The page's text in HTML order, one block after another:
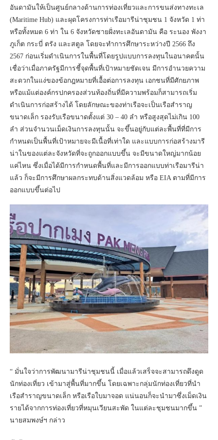
อันดามันให้เป็นศูนย์กลางด้านการท่องเที่ยวและการขนส่งทางทะเล
(Maritime Hub) และผุดโครงการท่าเรือมารีน่าชุมชน 1 จังหวัด 1 ท่า
หรือทั้งหมด 6 ท่า ใน 6 จังหวัดชายฝั่งทะเลอันดามัน คือ ระนอง พังงา
ภูเก็ต กระบี่ ตรัง และสตูล โดยจะทำการศึกษาระหว่างปี 2566 ถึง
2567 ก่อนเริ่มดำเนินการในพื้นที่โดยรูปแบบการลงทุนในอนาคตนั้น
เชื่อว่าเมื่อภาครัฐมีการชี้จุดพื้นที่เป้าหมายชัดเจน มีการอำนวยความ
สะดวกในแง่ของข้อกฎหมายที่เอื้อต่อการลงทุน เอกชนที่มีศักยภาพ
หรือแม้แต่องค์กรปกครองส่วนท้องถิ่นที่มีความพร้อมก็สามารถเริ่ม
ดำเนินการก่อสร้างได้ โดยลักษณะของท่าเรือจะเป็นเรือสำราญ
ขนาดเล็ก รองรับเรือขนาดตั้งแต่ 30 – 40 ลำ หรือสูงสุดไม่เกิน 100
ลำ ส่วนจำนวนเม็ดเงินการลงทุนนั้น จะขึ้นอยู่กับแต่ละพื้นที่ที่มีการ
กำหนดเป็นพื้นที่เป้าหมายจะมีเนื้อที่เท่าใด และแบบการก่อสร้างมารี
น่าในของแต่ละจังหวัดที่จะถูกออกแบบขึ้น จะมีขนาดใหญ่มากน้อย
แค่ไหน ซึ่งเมื่อได้มีการกำหนดพื้นที่และมีการออกแบบท่าเรือมารีน่า
แล้ว ก็จะมีการศึกษาผลกระทบด้านสิ่งแวดล้อม หรือ EIA ตามที่มีการ
ออกแบบขึ้นต่อไป
“ มั่นใจว่าการพัฒนามารีน่าชุมชนนี้ เมื่อแล้วเสร็จจะสามารถดึงดูด
นักท่องเที่ยว เข้ามาสู่พื้นที่มากขึ้น โดยเฉพาะกลุ่มนักท่องเที่ยวที่นำ
เรือสำราญขนาดเล็ก หรือเรือใบมาจอด แน่นอนก็จะนำมาซึ่งเม็ดเงิน
รายได้จากการท่องเที่ยวที่หมุนเวียนสะพัด ในแต่ละชุมชนมากขึ้น ”
นายสมพงษ์ฯ กล่าว